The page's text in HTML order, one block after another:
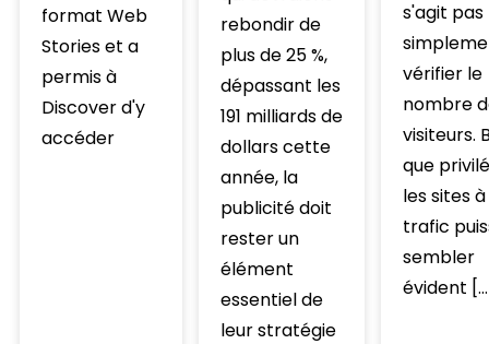
format Web
Stories et a
permis à
Discover d'y
accéder
rebondir de
plus de 25 %,
dépassant les
191 milliards de
dollars cette
année, la
publicité doit
rester un
élément
essentiel de
leur stratégie
s'agit pas
vérifier le
nombre
visiteurs.
que
les sites
trafic
sembler
évident